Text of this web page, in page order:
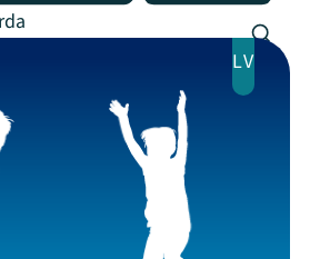
LV